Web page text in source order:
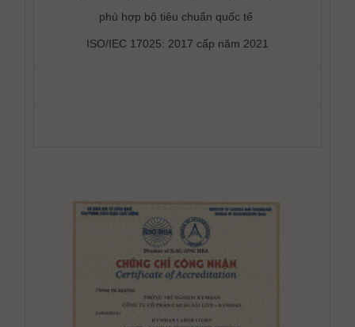
phù hợp bộ tiêu chuẩn quốc tế
ISO/IEC 17025: 2017 cấp năm 2021